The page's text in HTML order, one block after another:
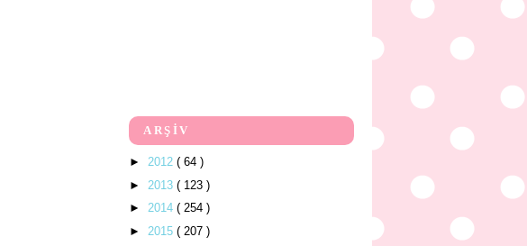
ARŞİV
► 2012 ( 64 )
► 2013 ( 123 )
► 2014 ( 254 )
► 2015 ( 207 )